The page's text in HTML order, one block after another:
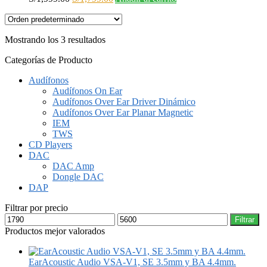
original
S/1,999.00.
actual
Mostrando los 3 resultados
Categorías de Producto
Audífonos
Audífonos On Ear
Audífonos Over Ear Driver Dinámico
Audífonos Over Ear Planar Magnetic
IEM
TWS
CD Players
DAC
DAC Amp
Dongle DAC
DAP
Filtrar por precio
Precio
mínimo
Precio
máximo
Filtrar
Productos mejor valorados
EarAcoustic Audio VSA-V1, SE 3.5mm y BA 4.4mm.